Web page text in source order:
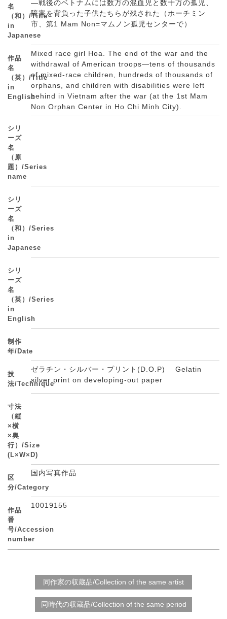
名
（和）/Title
in
Japanese
―戦後のベトナムには数万の混血児と数十万の孤児、
障害を背負った子供たちらが残された（ホーチミン
市、第1 Mam Non=マムノン孤児センターで）
作品
名
（英）/Title
in
English
Mixed race girl Hoa. The end of the war and the
withdrawal of American troops—tens of thousands
of mixed-race children, hundreds of thousands of
orphans, and children with disabilities were left
behind in Vietnam after the war (at the 1st Mam
Non Orphan Center in Ho Chi Minh City).
シリ
ーズ
名
（原
題）/Series
name
シリ
ーズ
名
（和）/Series
in
Japanese
シリ
ーズ
名
（英）/Series
in
English
制作
年/Date
技
法/Technique
ゼラチン・シルバー・プリント(D.O.P) Gelatin
silver print on developing-out paper
寸法
（縦
×横
×奥
行）/Size
(L×W×D)
区
分/Category
国内写真作品
作品
番
号/Accession
number
10019155